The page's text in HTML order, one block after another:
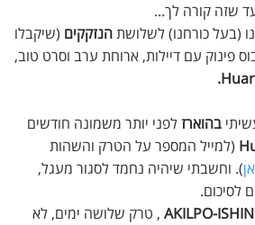
שזה קורה לך...
(בעל כורחנו) לשלושתהנזקקים (שיקבלו
פינוק עם דיילות, ארוחת ערב וסרט טוב,
בהוארזלפני יותר משמונה חודשים
(למייל המספר על הטרק והשהות
). וחשבתי שיהיה נחמד לסגור מעגל,
לסיכום.
, טרק שלושה ימים, לא